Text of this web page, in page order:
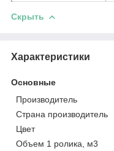
Скрыть
Характеристики
Основные
Производитель
Страна производитель
Цвет
Объем 1 ролика, м3